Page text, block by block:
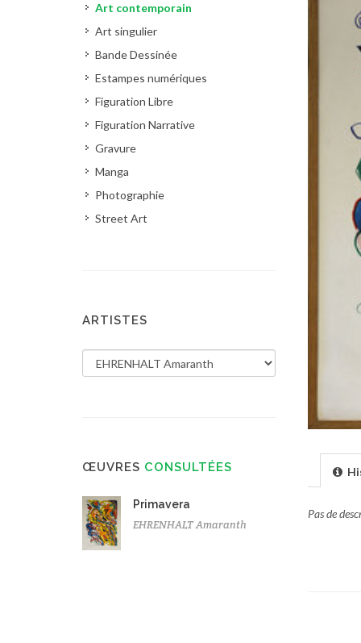
Pas de
Art contemporain
Art singulier
Bande Dessinée
Estampes numériques
Figuration Libre
Figuration Narrative
Gravure
Manga
Photographie
Street Art
ARTISTES
ŒUVRES CONSULTÉES
Primavera
EHRENHALT Amaranth